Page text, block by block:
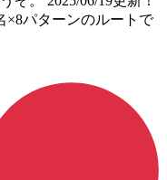
×8パターンのルートで